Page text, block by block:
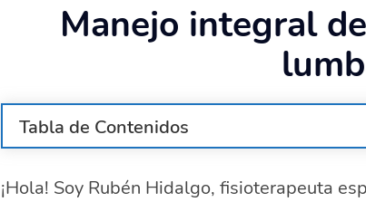
Manejo integral
Tabla de Contenidos
Síntomas comunes de la espondilosis en la
¡Hola! Soy Rubén Hidalgo, fisioterapeuta